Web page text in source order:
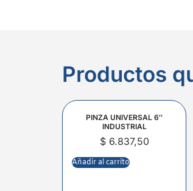
Productos
PINZA UNIVERSAL 6″
INDUSTRIAL
$6.837,50
Añadir al carrito